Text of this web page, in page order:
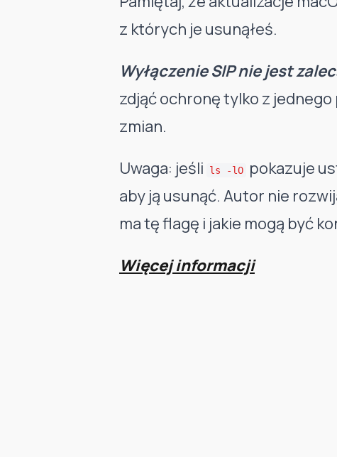
z których je usunąłeś.
Wyłączenie SIP nie jest
zdjąć ochronę tylko z jednego
zmian.
Uwaga: jeśli
ls -lO pokazuje
aby ją usunąć. Autor nie
ma tę flagę i jakie mogą być
Więcej informacji